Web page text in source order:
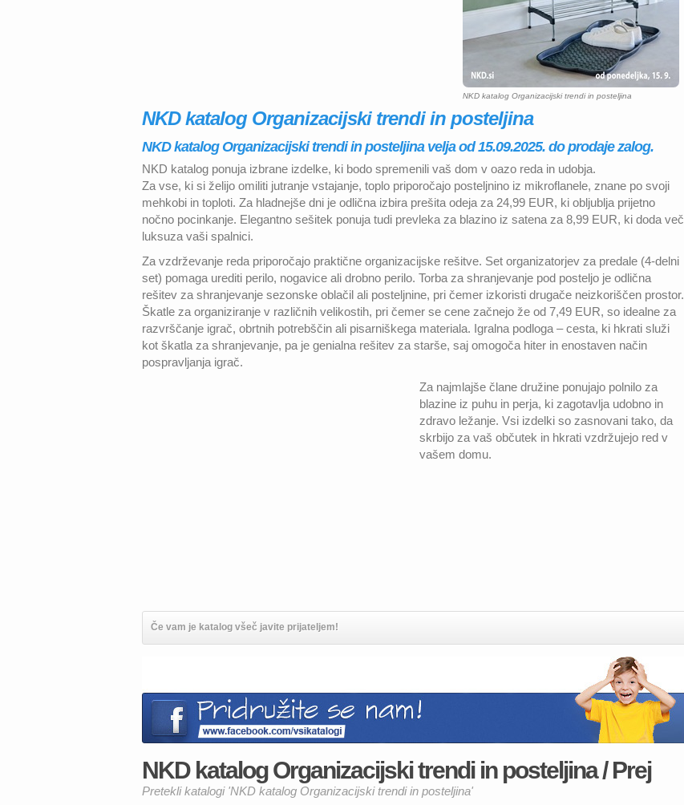
NKD katalog Organizacijski trendi in posteljina
NKD katalog Organizacijski trendi in posteljina
NKD katalog Organizacijski trendi in posteljina velja od 15.09.2025. do prodaje zalog.
NKD katalog ponuja izbrane izdelke, ki bodo spremenili vaš dom v oazo reda in udobja.
Za vse, ki si želijo omiliti jutranje vstajanje, toplo priporočajo posteljnino iz mikroflanele, znane po svoji
mehkobi in toploti. Za hladnejše dni je odlična izbira prešita odeja za 24,99 EUR, ki obljublja prijetno
nočno pocinkanje. Elegantno sešitek ponuja tudi prevleka za blazino iz satena za 8,99 EUR, ki doda več
luksuza vaši spalnici.
Za vzdrževanje reda priporočajo praktične organizacijske rešitve. Set organizatorjev za predale (4-delni
set) pomaga urediti perilo, nogavice ali drobno perilo. Torba za shranjevanje pod posteljo je odlična
rešitev za shranjevanje sezonske oblačil ali posteljnine, pri čemer izkoristi drugače neizkoriščen prostor.
Škatle za organiziranje v različnih velikostih, pri čemer se cene začnejo že od 7,49 EUR, so idealne za
razvrščanje igrač, obrtnih potrebščin ali pisarniškega materiala. Igralna podloga – cesta, ki hkrati služi
kot škatla za shranjevanje, pa je genialna rešitev za starše, saj omogoča hiter in enostaven način
pospravljanja igrač.
Za najmlajše člane družine ponujajo polnilo za
blazine iz puhu in perja, ki zagotavlja udobno in
zdravo ležanje. Vsi izdelki so zasnovani tako, da
skrbijo za vaš občutek in hkrati vzdržujejo red v
vašem domu.
Če vam je katalog všeč javite prijateljem!
NKD katalog Organizacijski trendi in posteljina / Prej
Pretekli katalogi 'NKD katalog Organizacijski trendi in posteljina'